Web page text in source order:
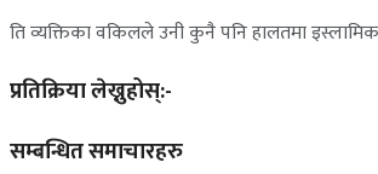
ति व्यक्तिका वकिलले उनी कुनै पनि हालतमा
प्रतिक्रिया लेख्नुहोस्:-
सम्बन्धित समाचारहरु